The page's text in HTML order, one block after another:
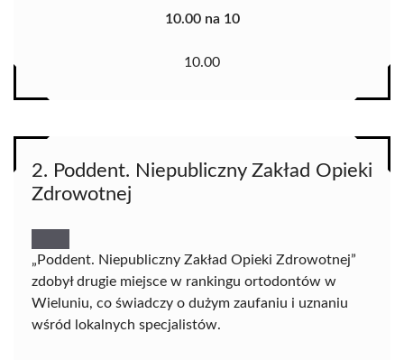
10.00 na 10
10.00
2. Poddent. Niepubliczny Zakład Opieki
Zdrowotnej
„Poddent. Niepubliczny Zakład Opieki Zdrowotnej”
zdobył drugie miejsce w rankingu ortodontów w
Wieluniu, co świadczy o dużym zaufaniu i uznaniu
wśród lokalnych specjalistów.